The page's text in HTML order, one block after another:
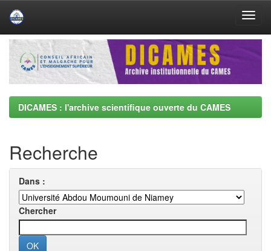
Skip
navigation
DICAMES : l'archive scientifique ouverte du CAMES
Recherche
Dans :
Chercher